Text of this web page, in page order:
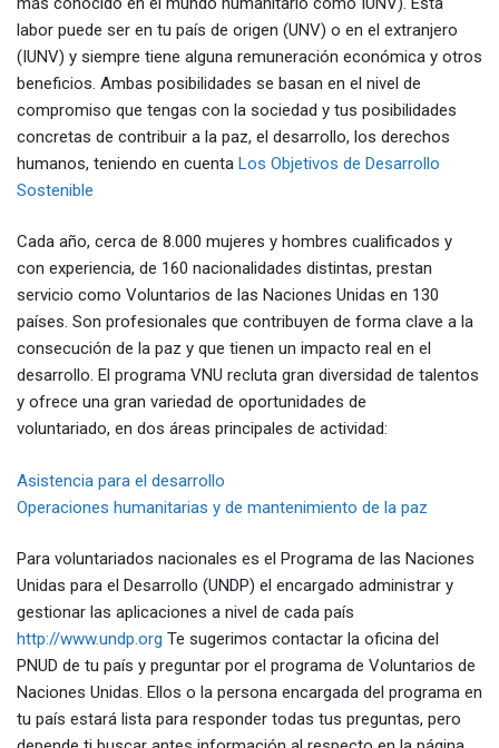
labor puede ser en tu país de origen (UNV) o en el extranjero
(IUNV) y siempre tiene alguna remuneración económica y otros
beneficios. Ambas posibilidades se basan en el nivel de
compromiso que tengas con la sociedad y tus posibilidades
concretas de contribuir a la paz, el desarrollo, los derechos
humanos, teniendo en cuenta Los Objetivos de Desarrollo
Sostenible
Cada año, cerca de 8.000 mujeres y hombres cualificados y
con experiencia, de 160 nacionalidades distintas, prestan
servicio como Voluntarios de las Naciones Unidas en 130
países. Son profesionales que contribuyen de forma clave a la
consecución de la paz y que tienen un impacto real en el
desarrollo. El programa VNU recluta gran diversidad de talentos
y ofrece una gran variedad de oportunidades de
voluntariado, en dos áreas principales de actividad:
Asistencia para el desarrollo
Operaciones humanitarias y de mantenimiento de la paz
Para voluntariados nacionales es el Programa de las Naciones
Unidas para el Desarrollo (UNDP) el encargado administrar y
gestionar las aplicaciones a nivel de cada país
http://www.undp.org Te sugerimos contactar la oficina del
PNUD de tu país y preguntar por el programa de Voluntarios de
Naciones Unidas. Ellos o la persona encargada del programa en
tu país estará lista para responder todas tus preguntas, pero